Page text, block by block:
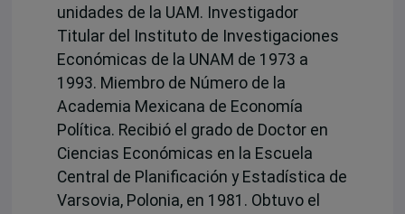
unidades de la UAM. Investigador
Titular del Instituto de Investigaciones
Económicas de la UNAM de 1973 a
1993. Miembro de Número de la
Academia Mexicana de Economía
Política. Recibió el grado de Doctor en
Ciencias Económicas en la Escuela
Central de Planificación y Estadística de
Varsovia, Polonia, en 1981. Obtuvo el